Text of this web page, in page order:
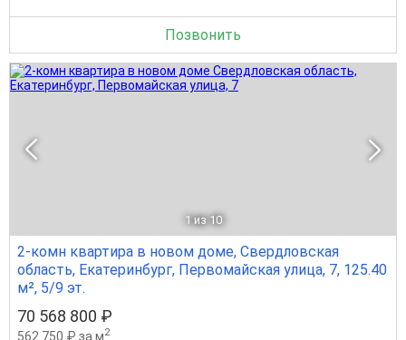
Позвонить
1 из 10
2-комн квартира в новом доме, Свердловская
область, Екатеринбург, Первомайская улица, 7, 125.40
м², 5/9 эт.
70 568 800 ₽
562 750 ₽ за м2